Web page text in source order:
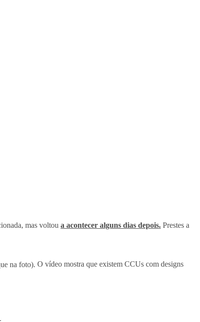
mas voltou a acontecer alguns dias depois. Prestes a
na foto). O vídeo mostra que existem CCUs com designs